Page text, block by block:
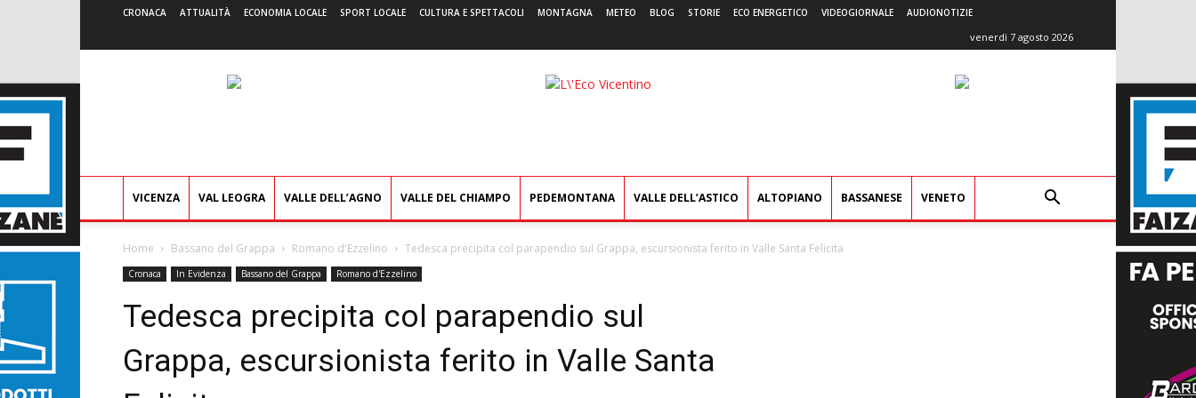
CRONACA ATTUALITÀ ECONOMIA LOCALE SPORT LOCALE CULTURA E SPETTACOLI MONTAGNA METEO BLOG STORIE ECO ENERGETICO VIDEOGIORNALE AUDIONOTIZIE
venerdì 7 agosto 2026
L'Eco
VICENZA VAL LEOGRA VALLE DELL’AGNO VALLE DEL CHIAMPO PEDEMONTANA VALLE DELL’ASTICO ALTOPIANO BASSANESE VENETO
Home Bassano del Grappa Romano d'Ezzelino Tedesca precipita col parapendio sul Grappa, escursionista ferito in Valle Santa Felicita
Cronaca In Evidenza Bassano del Grappa Romano d'Ezzelino
Tedesca precipita col parapendio sul
Grappa, escursionista ferito in Valle Santa